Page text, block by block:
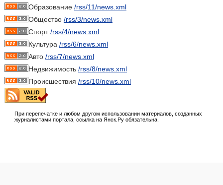
Образование /rss/11/news.xml
Общество /rss/3/news.xml
Спорт/rss/4/news.xml
Культура /rss/6/news.xml
Авто /rss/7/news.xml
Недвижимость /rss/8/news.xml
Происшествия /rss/10/news.xml
При перепечатке и любом другом использовании материалов, созданных
журналистами портала, ссылка на Янск.Ру обязательна.